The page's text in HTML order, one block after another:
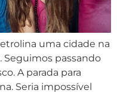
uma cidade na
Seguimos passando
A parada para
Seria impossível